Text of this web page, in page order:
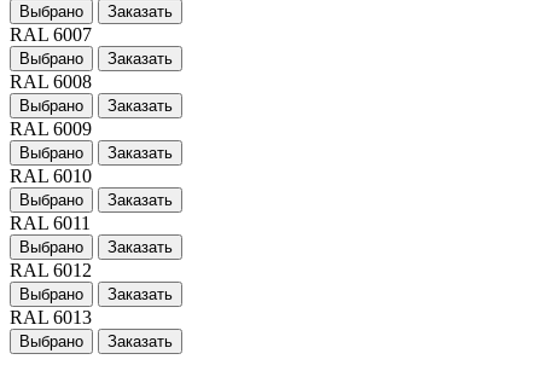
Выбрано Заказать
RAL 6007
Выбрано Заказать
RAL 6008
Выбрано Заказать
RAL 6009
Выбрано Заказать
RAL 6010
Выбрано Заказать
RAL 6011
Выбрано Заказать
RAL 6012
Выбрано Заказать
RAL 6013
Выбрано Заказать